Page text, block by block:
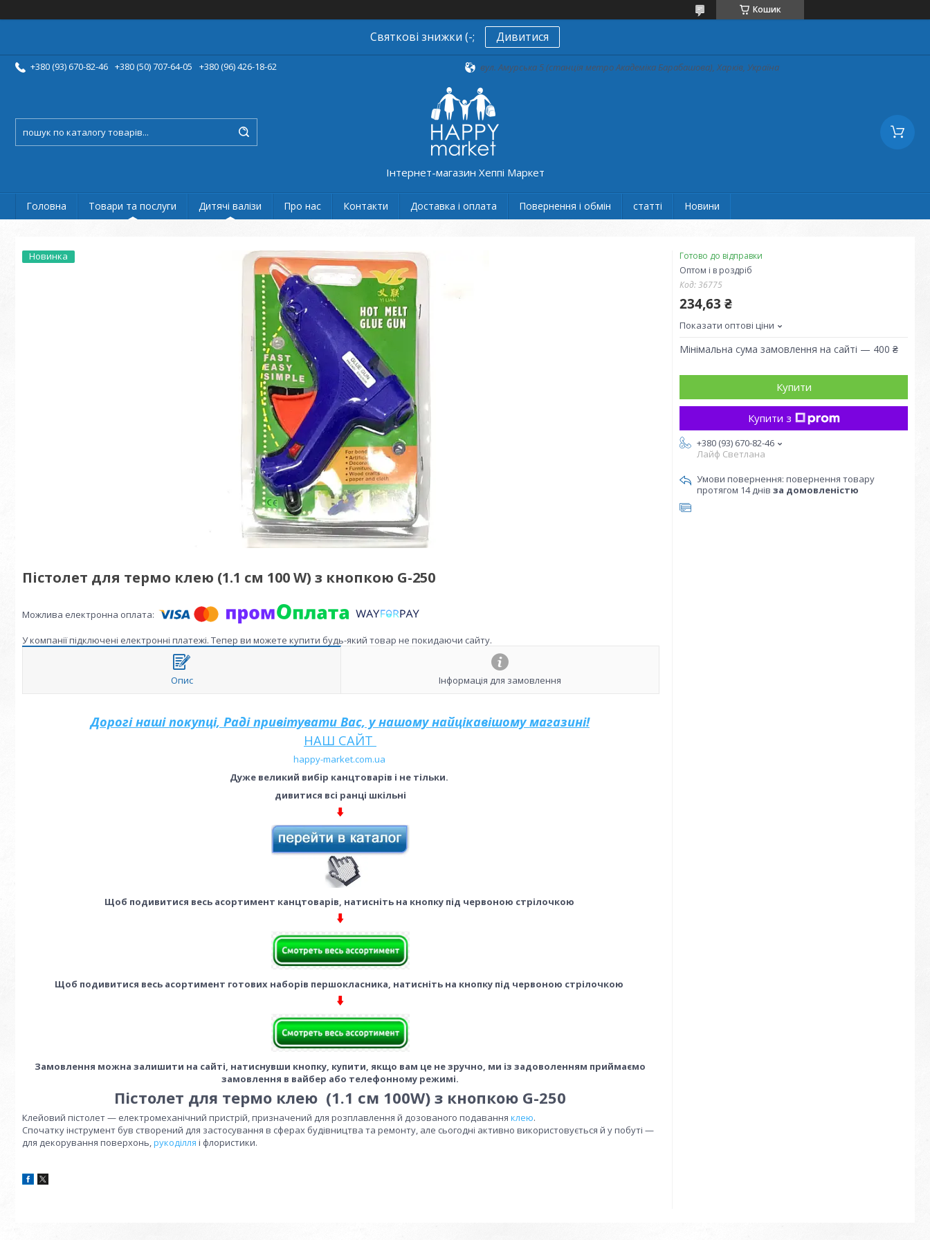
Кошик
Святкові знижки (-; Дивитися
+380 (93) 670-82-46 +380 (50) 707-64-05 +380 (96) 426-18-62 вул. Амурська 5 (станція метро Академіка Барабашова), Харків, Україна
Інтернет-магазин Хеппі Маркет
Головна Товари та послуги Дитячі валізи Про нас Контакти Доставка і оплата Повернення і обмін статті Новини
Новинка
Пістолет для термо клею (1.1 см 100 W) з кнопкою G-250
У компанії підключені електронні платежі. Тепер ви можете купити будь-який товар не покидаючи сайту.
Опис Інформація для замовлення
Дорогі наші покупці, Раді привітувати Вас, у нашому найцікавішому магазині!
НАШ САЙТ
happy-market.com.ua
Дуже великий вибір канцтоварів і не тільки.
дивитися всі ранці шкільні
Щоб подивитися весь асортимент канцтоварів, натисніть на кнопку під червоною стрілочкою
Щоб подивитися весь асортимент готових наборів першокласника, натисніть на кнопку під червоною стрілочкою
Замовлення можна залишити на сайті, натиснувши кнопку, купити, якщо вам це не зручно, ми із задоволенням приймаємо
замовлення в вайбер або телефонному режимі.
Пістолет для термо клею (1.1 см 100W) з кнопкою G-250
Клейовий пістолет — електромеханічний пристрій, призначений для розплавлення й дозованого подавання клею.
Спочатку інструмент був створений для застосування в сферах будівництва та ремонту, але сьогодні активно використовується й у побуті —
для декорування поверхонь,рукоділля і флористики.
Готово до відправки
Оптом і в роздріб
Код:36775
234,63 ₴
Показати оптові ціни
Мінімальна сума замовлення на сайті — 400 ₴
Купити
Купити з
+380 (93) 670-82-46
Лайф Светлана
повернення товару
протягом 14 днів за домовленістю